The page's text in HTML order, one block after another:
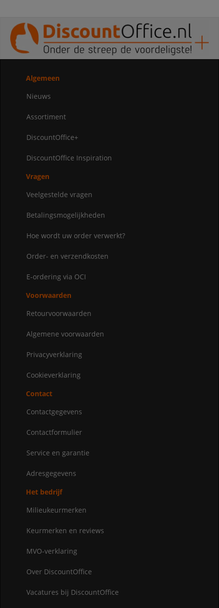
Algemeen
Nieuws
Assortiment
DiscountOffice+
DiscountOffice Inspiration
Vragen
Veelgestelde vragen
Betalingsmogelijkheden
Hoe wordt uw order verwerkt?
Order- en verzendkosten
E-ordering via OCI
Voorwaarden
Retourvoorwaarden
Algemene voorwaarden
Privacyverklaring
Cookieverklaring
Contact
Contactgegevens
Contactformulier
Service en garantie
Adresgegevens
Het bedrijf
Milieukeurmerken
Keurmerken en reviews
MVO-verklaring
Over DiscountOffice
Vacatures bij DiscountOffice